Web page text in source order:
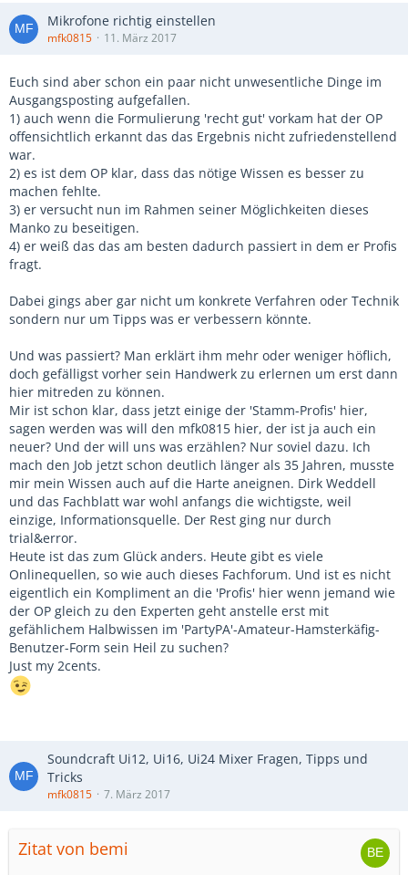
Mikrofone richtig einstellen
mfk0815 11. März 2017
Euch sind aber schon ein paar nicht unwesentliche Dinge im
Ausgangsposting aufgefallen.
1) auch wenn die Formulierung 'recht gut' vorkam hat der OP
offensichtlich erkannt das das Ergebnis nicht zufriedenstellend
war.
2) es ist dem OP klar, dass das nötige Wissen es besser zu
machen fehlte.
3) er versucht nun im Rahmen seiner Möglichkeiten dieses
Manko zu beseitigen.
4) er weiß das das am besten dadurch passiert in dem er Profis
fragt.
Dabei gings aber gar nicht um konkrete Verfahren oder Technik
sondern nur um Tipps was er verbessern könnte.
Und was passiert? Man erklärt ihm mehr oder weniger höflich,
doch gefälligst vorher sein Handwerk zu erlernen um erst dann
hier mitreden zu können.
Mir ist schon klar, dass jetzt einige der 'Stamm-Profis' hier,
sagen werden was will den mfk0815 hier, der ist ja auch ein
neuer? Und der will uns was erzählen? Nur soviel dazu. Ich
mach den Job jetzt schon deutlich länger als 35 Jahren, musste
mir mein Wissen auch auf die Harte aneignen. Dirk Weddell
und das Fachblatt war wohl anfangs die wichtigste, weil
einzige, Informationsquelle. Der Rest ging nur durch
trial&error.
Heute ist das zum Glück anders. Heute gibt es viele
Onlinequellen, so wie auch dieses Fachforum. Und ist es nicht
eigentlich ein Kompliment an die 'Profis' hier wenn jemand wie
der OP gleich zu den Experten geht anstelle erst mit
gefählichem Halbwissen im 'PartyPA'-Amateur-Hamsterkäfig-
Benutzer-Form sein Heil zu suchen?
Just my 2cents.
Soundcraft Ui12, Ui16, Ui24 Mixer Fragen, Tipps und
Tricks
mfk0815 7. März 2017
Zitat von bemi